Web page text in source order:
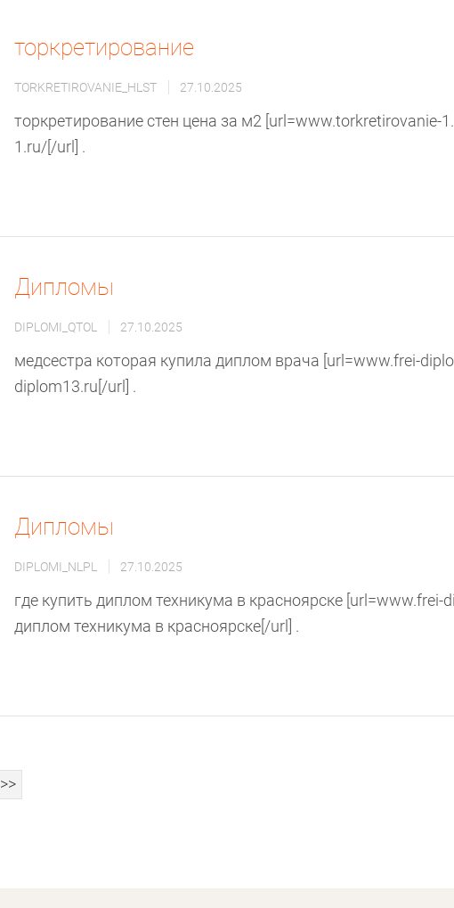
торкретирование
TORKRETIROVANIE_HLST 27.10.2025
торкретирование стен цена за м2 [url=www.torkretirovanie-
1.ru/[/url] .
Дипломы
DIPLOMI_QTOL 27.10.2025
медсестра которая купила диплом врача [url=www.frei-
diplom13.ru[/url] .
Дипломы
DIPLOMI_NLPL 27.10.2025
где купить диплом техникума в красноярске [url=www.frei-
диплом техникума в красноярске[/url] .
>>